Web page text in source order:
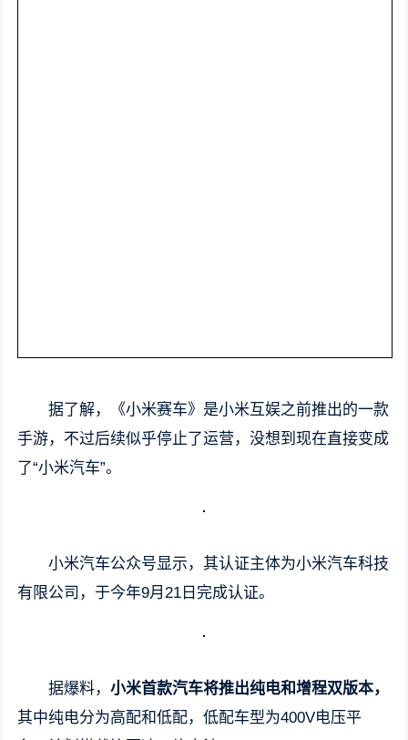
据了解，《小米赛车》是小米互娱之前推出的一款
手游，不过后续似乎停止了运营，没想到现在直接变成
了“小米汽车”。
小米汽车公众号显示，其认证主体为小米汽车科技
有限公司，于今年9月21日完成认证。
据爆料，小米首款汽车将推出纯电和增程双版本，
其中纯电分为高配和低配，低配车型为400V电压平